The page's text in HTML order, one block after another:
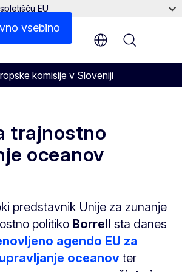
vsebino
EU
komisije v Sloveniji
trajnostno
oceanov
predstavnik Unije za zunanje
politiko Borrell sta danes
agendo EU za
oceanov ter